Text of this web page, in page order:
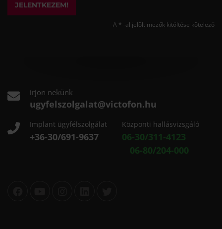
JELENTKEZEM!
A * -al jelölt mezők kitöltése kötelező
írjon nekünk
ugyfelszolgalat@victofon.hu
Implant ügyfélszolgálat
+36-30/691-9637
Központi hallásvizsgáló
06-30/311-4123
06-80/204-000